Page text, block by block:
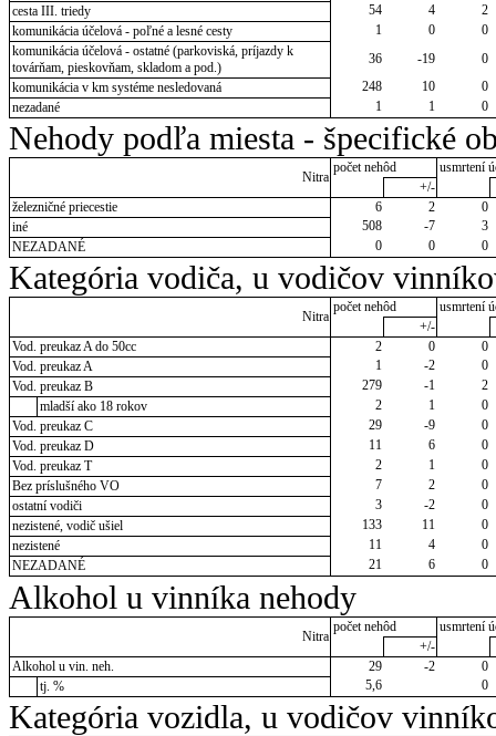
cesta III. triedy
54 4
2
komunikácia účelová - poľné a lesné cesty
1 0
0
komunikácia účelová - ostatné (parkoviská, príjazdy k
továrňam, pieskovňam, skladom a pod.)
36 -19
0
komunikácia v km systéme nesledovaná
248 10
0
nezadané
1 1 0
Nehody podľa miesta - špecifické
Nitra
počet nehôd
usmrtení
+/-
železničné priecestie
6 2
0
iné
508 -7
3
NEZADANÉ
0 0 0
Kategória vodiča, u vodičov
Nitra
počet nehôd
usmrtení
+/-
Vod. preukaz A do 50cc
2 0
0
Vod. preukaz A
1 -2
0
Vod. preukaz B
279 -1
2
mladší ako 18 rokov
2 1
0
Vod. preukaz C
29 -9
0
Vod. preukaz D
11 6
0
Vod. preukaz T
2 1
0
Bez príslušného VO
7 2
0
ostatní vodiči
3 -2
0
nezistené, vodič ušiel
133 11
0
nezistené
11 4
0
NEZADANÉ
21 6 0
Alkohol u vinníka nehody
Nitra
počet nehôd
usmrtení
+/-
Alkohol u vin. neh.
29 -2
0
tj. %
5,6 0
Kategória vozidla, u vodičov